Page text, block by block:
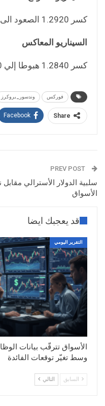
كسر 1.2920 الصعود الى 1.2960 ثم 1.3015
السيناريو المعاكس
كسر 1.2840 هبوطا إلي 1.2800 ثم 1.2760
فوركس وندسور_بروكرز
Share
Facebook
سلبية الدولار الأسترالي
الأسواق
قد يعجبك ايضا
التقرير اليومي
الأسواق تترقّب بيانات
وسط تغيّر توقعات الفائدة
السابق التالي